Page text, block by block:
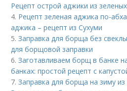
Рецепт острой аджики из
4. Рецепт зеленая аджика по-
аджика – рецепт из Сухуми
5.Заправка для борща без
для борщовой заправки
6.Заготавливаем борщ в банке
банках: простой рецепт с
7.Заправка для борща на зиму из